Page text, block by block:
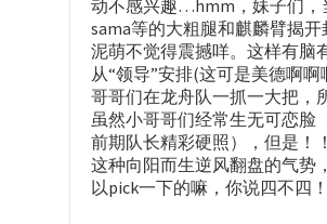
动不感兴趣…hmm，妹子们，
sama等的大粗腿和麒麟臂揭开
泥萌不觉得震撼咩。这样有脑
从“领导”安排(这可是美德啊啊
哥哥们在龙舟队一抓一大把
虽然小哥哥们经常生无可恋脸
前期队长精彩硬照），但是！
这种向阳而生逆风翻盘的气势
以pick一下的嘛，你说四不四！